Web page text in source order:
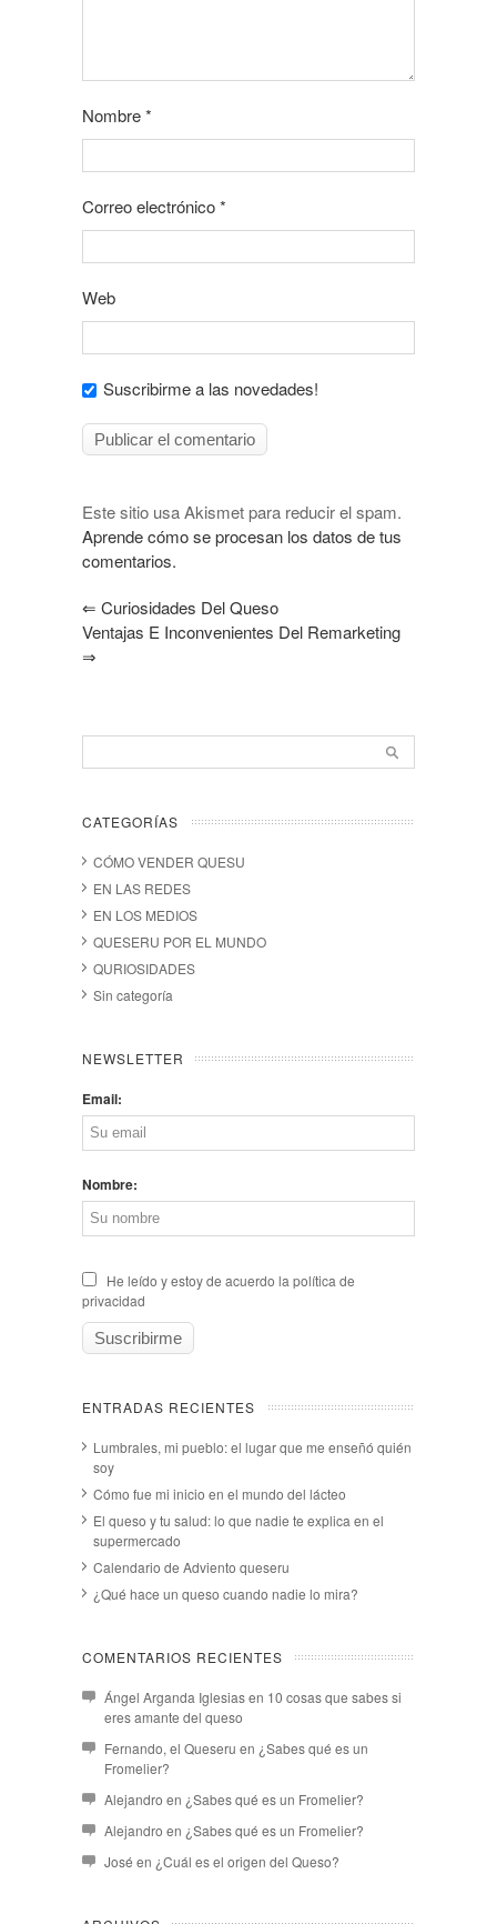
Nombre*
Correo electrónico*
Web
Suscribirme a las novedades!
Este sitio usa Akismet para reducir el spam.
Aprende cómo se procesan los datos de tus
comentarios.
⇐ Curiosidades Del Queso
Ventajas E Inconvenientes Del Remarketing
⇒
CATEGORÍAS
CÓMO VENDER QUESU
EN LAS REDES
EN LOS MEDIOS
QUESERU POR EL MUNDO
QURIOSIDADES
Sin categoría
NEWSLETTER
Email:
Nombre:
He leído y estoy de acuerdo la política de
privacidad
ENTRADAS RECIENTES
Lumbrales, mi pueblo: el lugar que me enseñó quién
soy
Cómo fue mi inicio en el mundo del lácteo
El queso y tu salud: lo que nadie te explica en el
supermercado
Calendario de Adviento queseru
¿Qué hace un queso cuando nadie lo mira?
COMENTARIOS RECIENTES
Ángel Arganda Iglesiasen 10 cosas que sabes si
eres amante del queso
Fernando, el Queseru en ¿Sabes qué es un
Fromelier?
Alejandro en ¿Sabes qué es un Fromelier?
Alejandro en ¿Sabes qué es un Fromelier?
José en ¿Cuál es el origen del Queso?